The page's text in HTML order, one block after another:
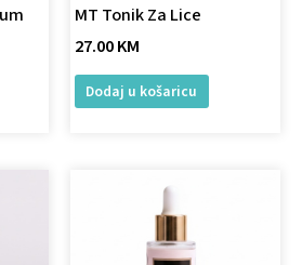
MT Tonik Za Lice
27.00KM
Dodaj u košaricu